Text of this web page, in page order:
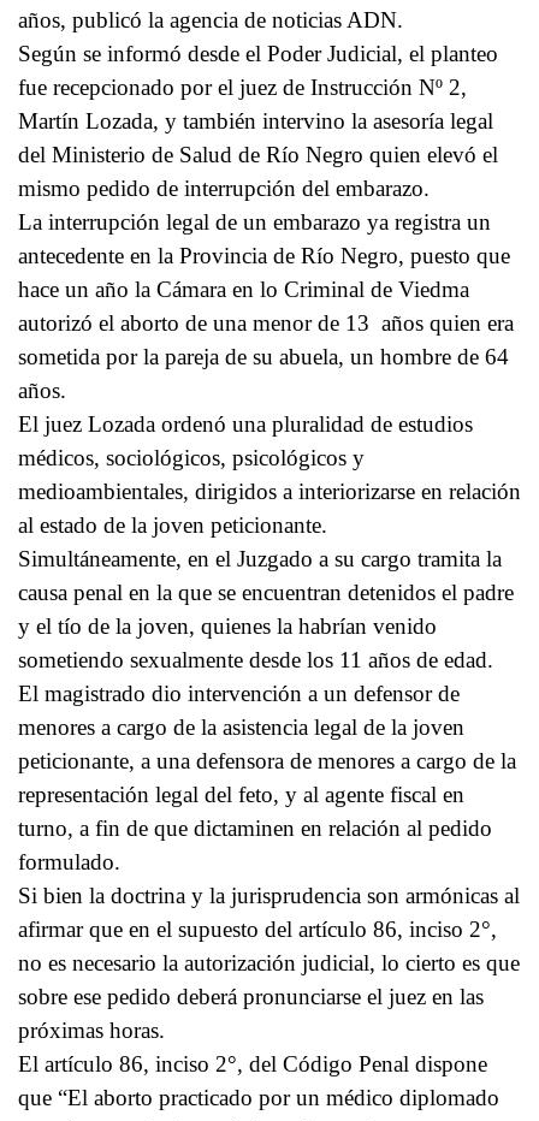
años, publicó la agencia de noticias ADN.
Según se informó desde el Poder Judicial, el planteo
fue recepcionado por el juez de Instrucción Nº 2,
Martín Lozada, y también intervino la asesoría legal
del Ministerio de Salud de Río Negro quien elevó el
mismo pedido de interrupción del embarazo.
La interrupción legal de un embarazo ya registra un
antecedente en la Provincia de Río Negro, puesto que
hace un año la Cámara en lo Criminal de Viedma
autorizó el aborto de una menor de 13 años quien era
sometida por la pareja de su abuela, un hombre de 64
años.
El juez Lozada ordenó una pluralidad de estudios
médicos, sociológicos, psicológicos y
medioambientales, dirigidos a interiorizarse en relación
al estado de la joven peticionante.
Simultáneamente, en el Juzgado a su cargo tramita la
causa penal en la que se encuentran detenidos el padre
y el tío de la joven, quienes la habrían venido
sometiendo sexualmente desde los 11 años de edad.
El magistrado dio intervención a un defensor de
menores a cargo de la asistencia legal de la joven
peticionante, a una defensora de menores a cargo de la
representación legal del feto, y al agente fiscal en
turno, a fin de que dictaminen en relación al pedido
formulado.
Si bien la doctrina y la jurisprudencia son armónicas al
afirmar que en el supuesto del artículo 86, inciso 2°,
no es necesario la autorización judicial, lo cierto es que
sobre ese pedido deberá pronunciarse el juez en las
próximas horas.
El artículo 86, inciso 2°, del Código Penal dispone
que “El aborto practicado por un médico diplomado